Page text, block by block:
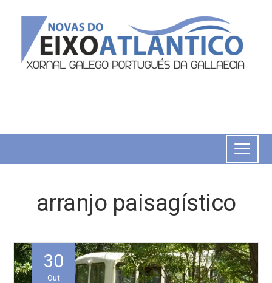
arranjo paisagístico
30
Out